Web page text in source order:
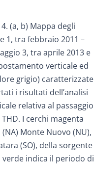
(a, b) Mappa degli
1, tra febbraio 2011 –
3, tra aprile 2013 e
verticale ed
grigio) caratterizzate
i risultati dell’analisi
relativa al passaggio
I cerchi magenta
Monte Nuovo (NU),
(SO), della sorgente
verde indica il periodo di